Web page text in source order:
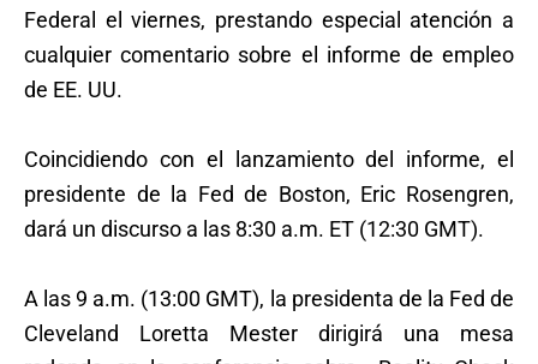
Federal el viernes, prestando especial atención a
cualquier comentario sobre el informe de empleo
de EE. UU.
Coincidiendo con el lanzamiento del informe, el
presidente de la Fed de Boston, Eric Rosengren,
dará un discurso a las 8:30 a.m. ET (12:30 GMT).
A las 9 a.m. (13:00 GMT), la presidenta de la Fed de
Cleveland Loretta Mester dirigirá una mesa